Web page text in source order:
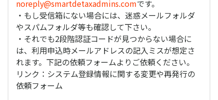
noreply@smartdetaxadmins.comです。
・もし受信箱にない場合には、迷惑メールフォルダ
やスパムフォルダ等も確認して下さい。
・それでも2段階認証コードが見つからない場合に
は、利用申込時メールアドレスの記入ミスが想定さ
れます。下記の依頼フォームよりご依頼ください。
リンク：システム登録情報に関する変更や再発行の
依頼フォーム